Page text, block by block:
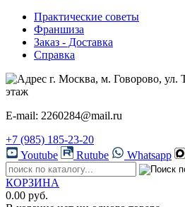
Практические советы
Франшиза
Заказ - Доставка
Справка
г. Москва, м. Говорово, ул.
этаж
E-mail: 2260284@mail.ru
+7 (985) 185-23-20
Youtube
Rutube Whatsapp
КОРЗИНА
0.00 руб.